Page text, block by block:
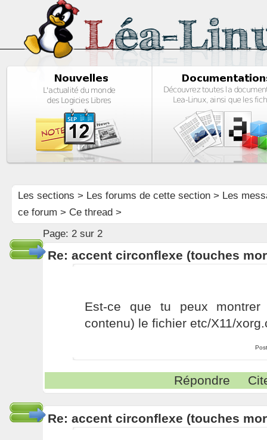
Les sections > Les forums de cette section> Les
ce forum > Ce thread >
Page: 2 sur 2
Re: accent circonflexe (touches
Est-ce que tu peux
contenu) le fichier etc/X11/
Répondre
Re: accent circonflexe (touches